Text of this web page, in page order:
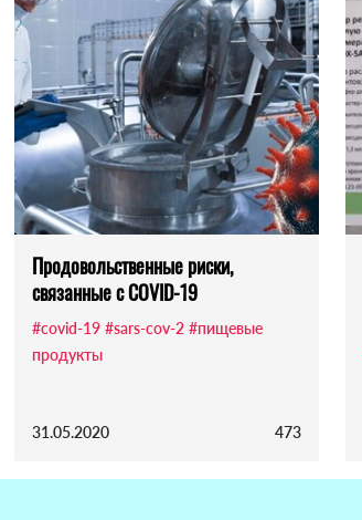
Продовольственные риски,
связанные с COVID-19
#covid-19 #sars-cov-2 #пищевые
продукты
31.05.2020 473